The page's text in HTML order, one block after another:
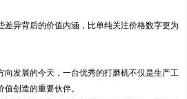
差异背后的价值内涵，比单纯关注价格数字更为
向发展的今天，一台优秀的打磨机不仅是生产工
创造的重要伙伴。